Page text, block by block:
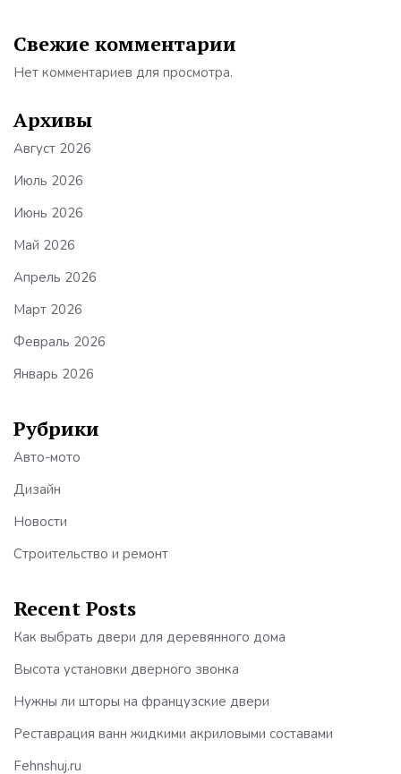
Свежие комментарии
Нет комментариев для просмотра.
Архивы
Август 2026
Июль 2026
Июнь 2026
Май 2026
Апрель 2026
Март 2026
Февраль 2026
Январь 2026
Рубрики
Авто-мото
Дизайн
Новости
Строительство и ремонт
Recent Posts
Как выбрать двери для деревянного дома
Высота установки дверного звонка
Нужны ли шторы на французские двери
Реставрация ванн жидкими акриловыми составами
Fehnshuj.ru